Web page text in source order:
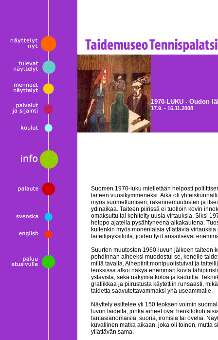
1970-LUKU - Oudon
17.9. - 16.11.2008
Suomen 1970-luku mielletään helposti
taiteen vuosikymmeneksi. Aika oli
myös suomettumisen, rakennemuutosten ja
ydinaikaa. Taiteen piirissä ei tuolloin kovin
omaksuttu tai kehitelty uusia virtauksia. Siksi
helppo ajatella pysähtyneenä aikakautena.
kuitenkin myös monenlaisia yllättäviä virtauksia
taiteilijayksilöitä, joiden työt ansaitsevat
Suurten muutosten 1960-luvun jälkeen taiteen
pohdinnan aiheeksi muodostui se, kenelle
millä tavalla. Aihepiirit monipuolistuivat ja
teoksissa alkoi näkyä enemmän kuvia
ystävistä, sekä näkymiä kotoa ja kaduilta.
grafiikkaa ja piirustusta käytettiin runsaasti,
taidetta saavutettavammaksi yhä useammalle.
Näyttely esittelee yli 150 teoksen voimin
luvun taidetta, jonka aiheet ovat
fantasianomaisia, suoria, ironisia tai ovelia.
kuvallinen matka aikaan, joka oli toinen, mutta
yllättävän sama.